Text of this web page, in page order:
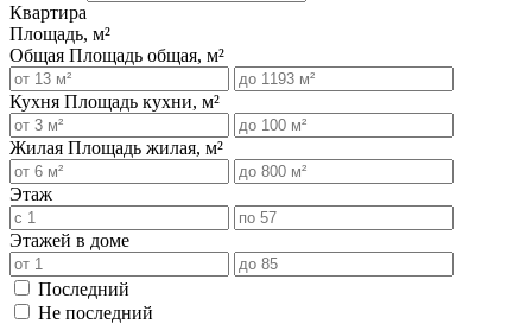
Квартира
Площадь, м²
Общая Площадь общая, м²
Кухня Площадь кухни, м²
Жилая Площадь жилая, м²
Этаж
Этажей в доме
Последний
Не последний